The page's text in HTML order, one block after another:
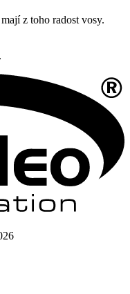
z toho radost vosy.